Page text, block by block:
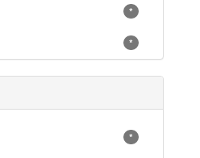
*
*
*
*
**